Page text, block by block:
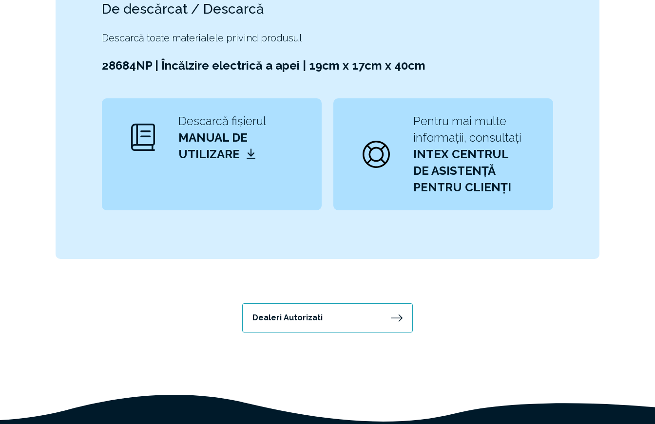
De descărcat / Descarcă
Descarcă toate materialele privind produsul
28684NP | Încălzire electrică a apei | 19cm x 17cm x 40cm
Descarcă fișierul
MANUAL DE
UTILIZARE
Pentru mai multe
informații, consultați
INTEX CENTRUL
DE ASISTENȚĂ
PENTRU CLIENȚI
Dealeri Autorizati